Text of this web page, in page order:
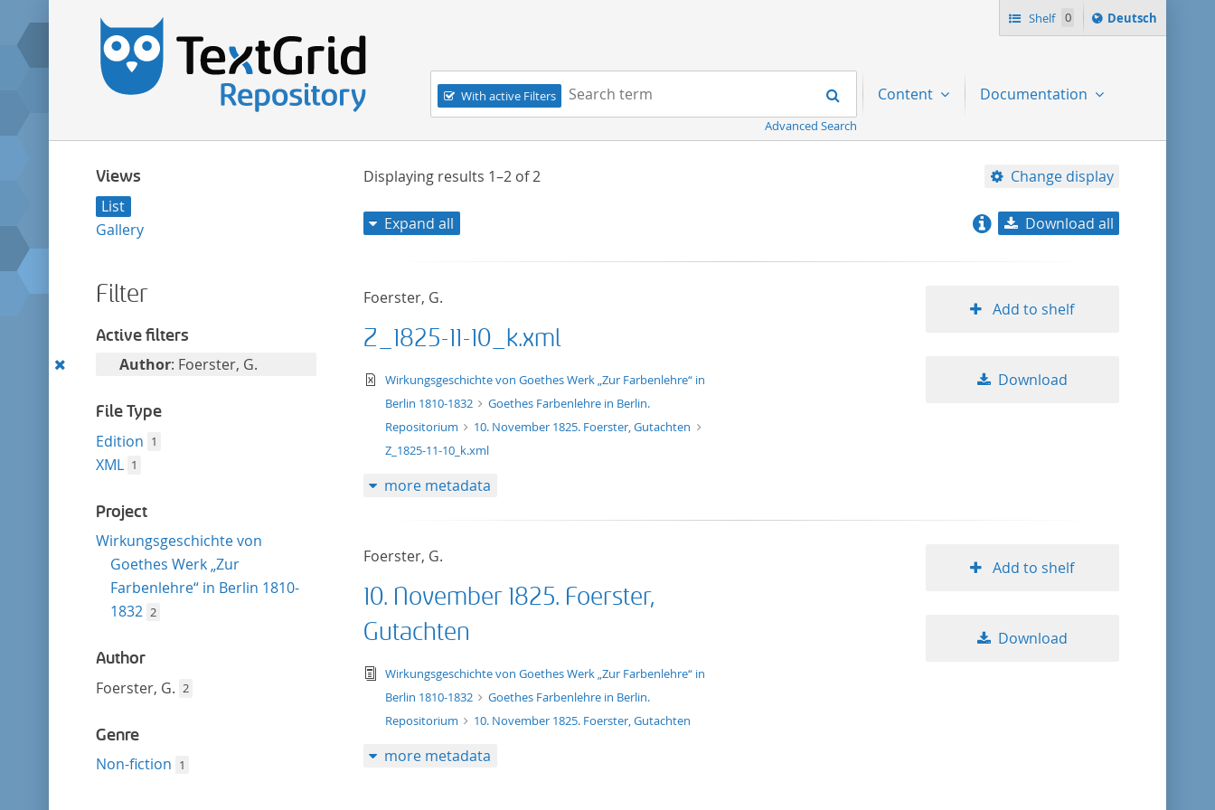
Shelf 0
Sprache
ï¿½ndern
Deutsch
Navigation
With active Filters
Search term:
Search
Advanced Search
Content Documentation
Views
List
Gallery
Filter
Active filters
Remove
filter
Author: Foerster, G.
File Type
Edition 1
XML 1
Project
Wirkungsgeschichte von
Goethes Werk „Zur
Farbenlehre“ in Berlin 1810-
1832 2
Author
Foerster, G. 2
Genre
Non-fiction 1
Displaying results 1–2of2 Change display
title ascending
Expand all Download all
Foerster, G.
Z_1825-11-10_k.xml
text/xml
Wirkungsgeschichte von Goethes Werk „Zur Farbenlehre“ in
Berlin 1810-1832
Goethes Farbenlehre in Berlin.
Repositorium
10. November 1825. Foerster, Gutachten
Z_1825-11-10_k.xml
Add to shelf
Download
more metadata
Foerster, G.
10. November 1825. Foerster,
Gutachten
text/tg.edition+tg.aggregation+xml
Wirkungsgeschichte von Goethes Werk „Zur Farbenlehre“ in
Berlin 1810-1832
Goethes Farbenlehre in Berlin.
Repositorium
10. November 1825. Foerster, Gutachten
Add to shelf
Download
more metadata